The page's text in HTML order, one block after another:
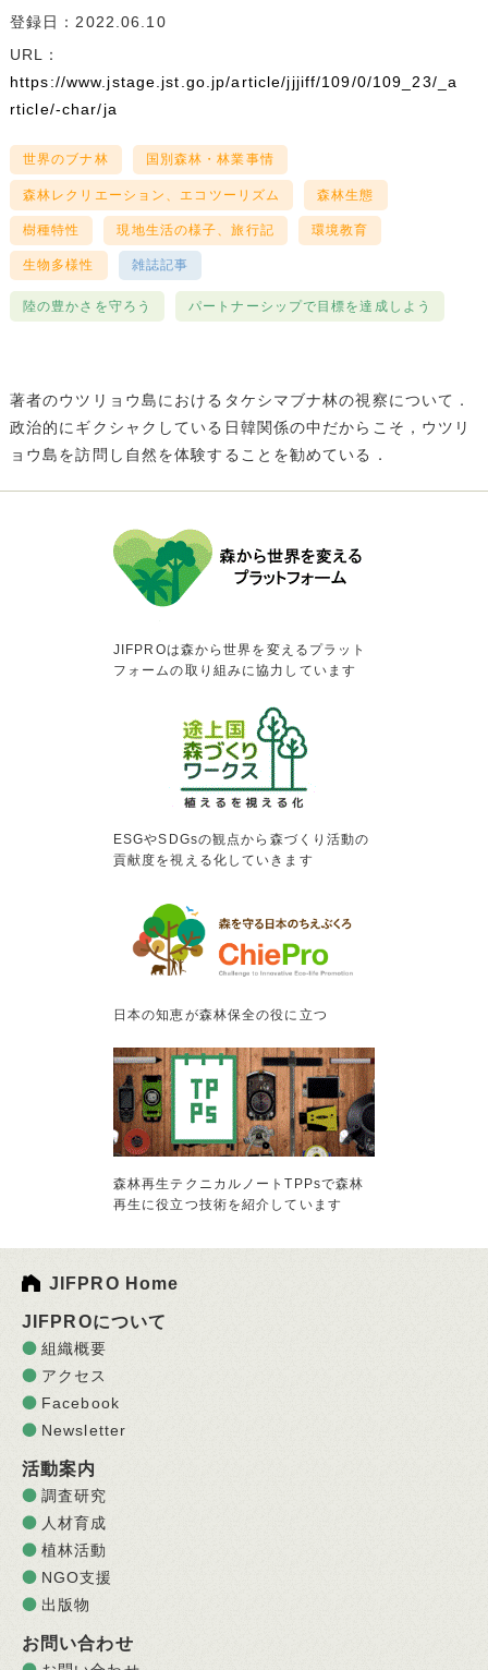
登録日：2022.06.10
URL：
https://www.jstage.jst.go.jp/article/jjjiff/109/0/109_23/_a
rticle/-char/ja
世界のブナ林 国別森林・林業事情
森林レクリエーション、エコツーリズム 森林生態
樹種特性 現地生活の様子、旅行記 環境教育
生物多様性 雑誌記事
陸の豊かさを守ろう パートナーシップで目標を達成しよう
著者のウツリョウ島におけるタケシマブナ林の視察について．
政治的にギクシャクしている日韓関係の中だからこそ，ウツリ
ョウ島を訪問し自然を体験することを勧めている．
JIFPROは森から世界を変えるプラット
フォームの取り組みに協力しています
ESGやSDGsの観点から森づくり活動の
貢献度を視える化していきます
日本の知恵が森林保全の役に立つ
森林再生テクニカルノートTPPsで森林
再生に役立つ技術を紹介しています
JIFPRO Home
JIFPROについて
組織概要
アクセス
Facebook
Newsletter
活動案内
調査研究
人材育成
植林活動
NGO支援
出版物
お問い合わせ